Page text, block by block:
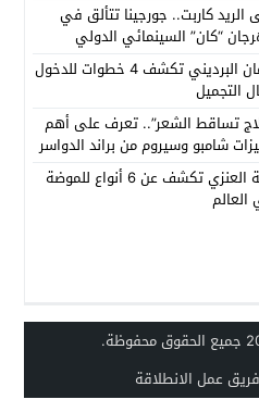
الريد كاربت.. جورجينا تتألق في
“كان” السينمائي الدولي
إيمان البرديني تكشف 4 خطوات للدخول
التجميل
تساقط الشعر”.. تعرف على أهم
شامبو وسيروم من براند الدواسر
هبة العنزي تكشف عن 6 أنواع للموضة
عمل الانطلاقة